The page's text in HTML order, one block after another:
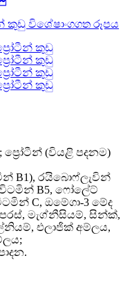
ප්‍රෝටීන් (වියළි පදනම)
B1), රයිබොෆ්ලැවින්
B5, ෆෝලේට්
C, ඔමේගා-3 මේද
මැග්නීසියම්, සින්ක්,
එලාජික් අම්ලය,